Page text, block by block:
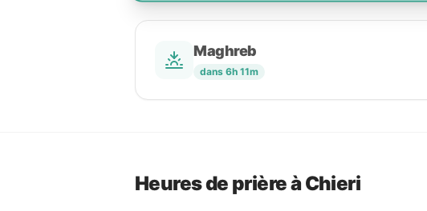
Maghreb
dans 6h 11m
Heures de prière à Chieri